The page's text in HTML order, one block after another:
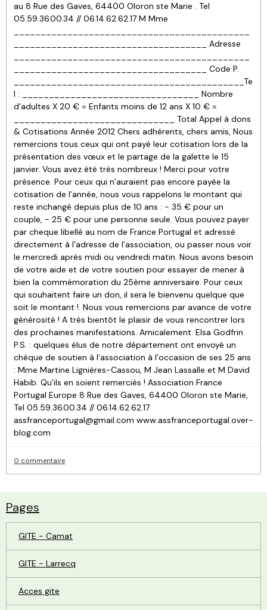
au 8 Rue des Gaves, 64400 Oloron ste Marie . Tel
05.59.36.00.34 // 06.14.62.62.17 M Mme
____________________________________ Adresse
____________________________________ Code P.
___________________________________________Te
l : _________________________________ Nombre
d’adultes X 20 € = Enfants moins de 12 ans X 10 € =
______________________________ Total Appel à dons
& Cotisations Année 2012 Chers adhérents, chers amis, Nous
remercions tous ceux qui ont payé leur cotisation lors de la
présentation des vœux et le partage de la galette le 15
janvier. Vous avez été très nombreux ! Merci pour votre
présence. Pour ceux qui n’auraient pas encore payée la
cotisation de l’année, nous vous rappelons le montant qui
reste inchangé depuis plus de 10 ans : - 35 € pour un
couple, - 25 € pour une personne seule. Vous pouvez payer
par cheque libellé au nom de France Portugal et adressé
directement à l’adresse de l’association, ou passer nous voir
le mercredi après midi ou vendredi matin. Nous avons besoin
de votre aide et de votre soutien pour essayer de mener à
bien la commémoration du 25ème anniversaire. Pour ceux
qui souhaitent faire un don, il sera le bienvenu quelque que
soit le montant !. Nous vous remercions par avance de votre
générosité ! A très bientôt le plaisir de vous rencontrer lors
des prochaines manifestations. Amicalement. Elsa Godfrin
P.S. : quelques élus de notre département ont envoyé un
chèque de soutien à l’association à l’occasion de ses 25 ans
: Mme Martine Lignières-Cassou, M Jean Lassalle et M David
Habib. Qu’ils en soient remerciés ! Association France
Portugal Europe 8 Rue des Gaves, 64400 Oloron ste Marie,
Tel 05.59.36.00.34 // 06.14.62.62.17
assfranceportugal@gmail.com www.assfranceportugal.over-
blog.com
0 commentaire
Pages
GITE - Camat
GITE - Larrecq
Acces gite